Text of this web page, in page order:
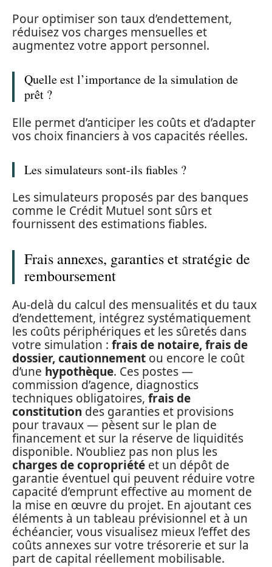
Pour optimiser son taux d’endettement,
réduisez vos charges mensuelles et
augmentez votre apport personnel.
Quelle est l’importance de la simulation de
prêt ?
Elle permet d’anticiper les coûts et d’adapter
vos choix financiers à vos capacités réelles.
Les simulateurs sont-ils fiables ?
Les simulateurs proposés par des banques
comme le Crédit Mutuel sont sûrs et
fournissent des estimations fiables.
Frais annexes, garanties et stratégie de
remboursement
Au-delà du calcul des mensualités et du taux
d’endettement, intégrez systématiquement
les coûts périphériques et les sûretés dans
votre simulation : frais de notaire, frais de
dossier, cautionnement ou encore le coût
d’une hypothèque. Ces postes —
commission d’agence, diagnostics
techniques obligatoires, frais de
constitution des garanties et provisions
pour travaux — pèsent sur le plan de
financement et sur la réserve de liquidités
disponible. N’oubliez pas non plus les
charges de copropriété et un dépôt de
garantie éventuel qui peuvent réduire votre
capacité d’emprunt effective au moment de
la mise en œuvre du projet. En ajoutant ces
éléments à un tableau prévisionnel et à un
échéancier, vous visualisez mieux l’effet des
coûts annexes sur votre trésorerie et sur la
part de capital réellement mobilisable.